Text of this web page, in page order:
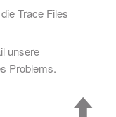
Trace Files
unsere
Problems.